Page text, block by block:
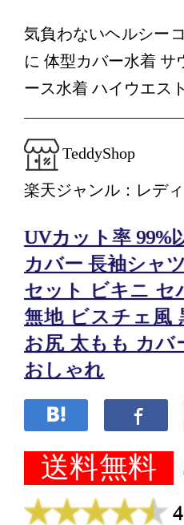
気負わないヘルシー
に 体型カバー水着 サ
ース水着 ハイウエス
TeddyShop
楽天ジャンル：レデ
UVカット率 99%
カバー 長袖シャ
セット ビキニ セ
無地 ビスチェ風
お尻 太もも カバ
おしゃれ
送料無料